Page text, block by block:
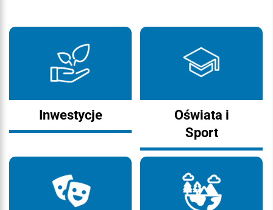
Inwestycje
Oświata i
Sport